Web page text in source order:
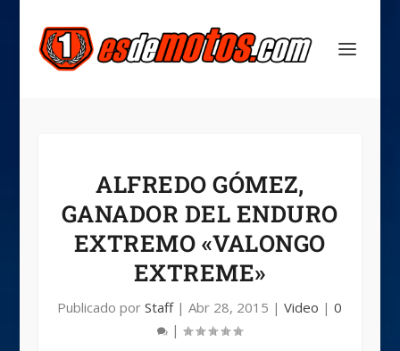
ALFREDO GÓMEZ,
GANADOR DEL ENDURO
EXTREMO «VALONGO
EXTREME»
Publicado porStaff|Abr 28, 2015 |Video |0
|